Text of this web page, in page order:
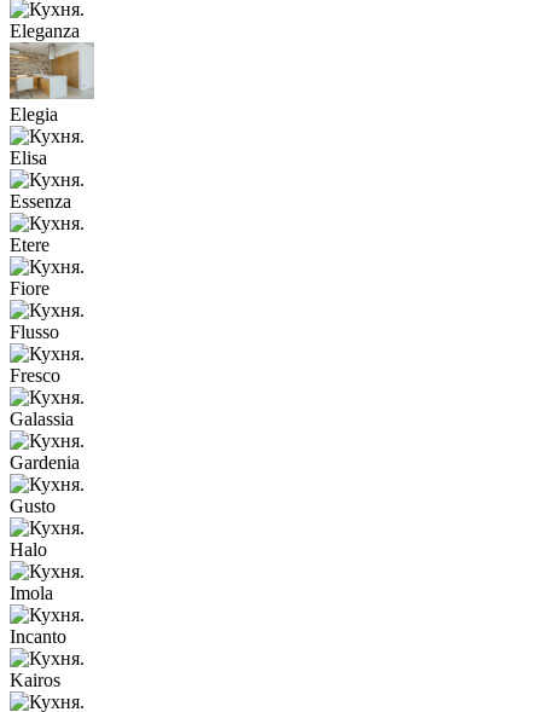
Eleganza
Elegia
Elisa
Essenza
Etere
Fiore
Flusso
Fresco
Galassia
Gardenia
Gusto
Halo
Imola
Incanto
Kairos